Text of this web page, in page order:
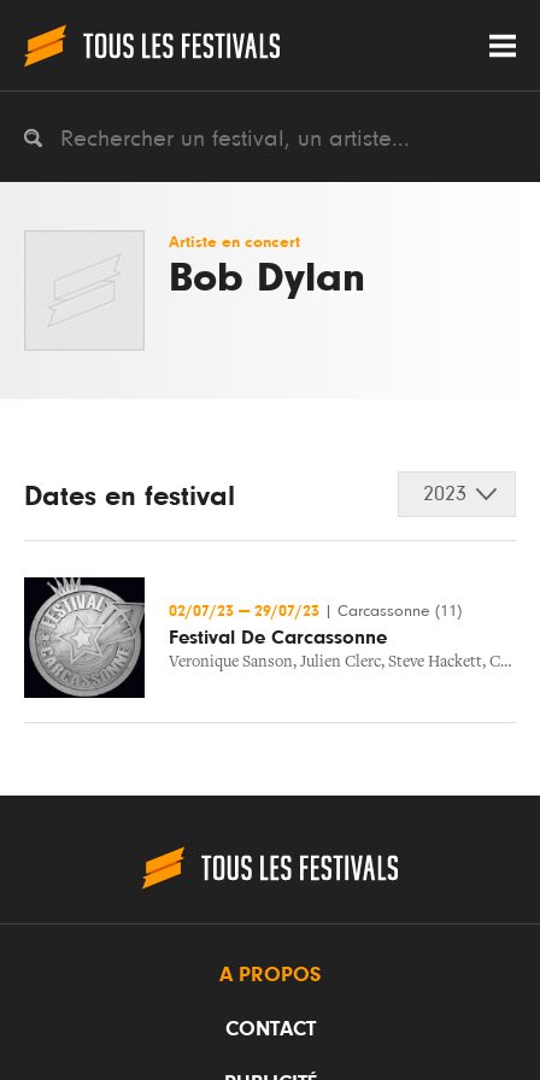
Artiste en concert
Bob Dylan
Dates en festival 2023
02/07/23 — 29/07/23 Carcassonne (11)
Festival De Carcassonne
Veronique Sanson, Julien Clerc, Steve Hackett, Compagnie Bejart Ballet Lausanne
A PROPOS
CONTACT